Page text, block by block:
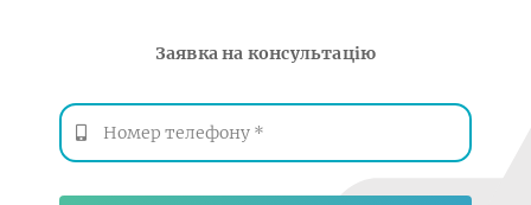
Заявка на консультацію